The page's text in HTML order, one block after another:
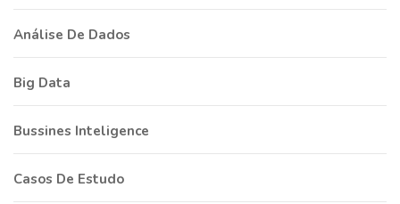
Análise De Dados
Big Data
Bussines Inteligence
Casos De Estudo